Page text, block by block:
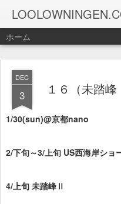
ホーム
DEC
3 １６（未踏
1/30(sun)@京都nano
2/下旬～3/上旬 US西海岸ショ
4/上旬 未踏峰Ⅱ